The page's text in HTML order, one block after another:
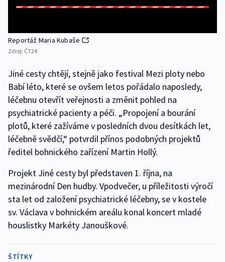
Reportáž Maria Kubaše
Zdroj: ČT24
Jiné cesty chtějí, stejně jako festival Mezi ploty nebo
Babí léto, které se ovšem letos pořádalo naposledy,
léčebnu otevřít veřejnosti a změnit pohled na
psychiatrické pacienty a péči. „Propojení a bourání
plotů, které zažíváme v posledních dvou desítkách let,
léčebně svědčí,“ potvrdil přínos podobných projektů
ředitel bohnického zařízení Martin Hollý.
Projekt Jiné cesty byl představen 1. října, na
mezinárodní Den hudby. Vpodvečer, u příležitosti výročí
sta let od založení psychiatrické léčebny, se v kostele
sv. Václava v bohnickém areálu konal koncert mladé
houslistky Markéty Janouškové.
ŠTÍTKY